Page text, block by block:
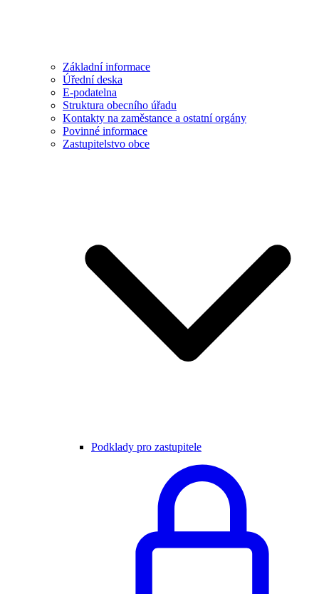
Základní informace
Úřední deska
E-podatelna
Struktura obecního úřadu
Kontakty na zaměstance a ostatní orgány
Povinné informace
Zastupitelstvo obce
Podklady pro zastupitele